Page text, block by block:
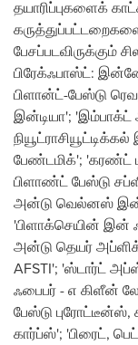
தயாரிப்புகளைக்
பேசப்படவிருக்கும்
பிரேக்ஃபாஸ்ட்:
பிளான்ட்-பேஸ்டு
இன்டியா';
பேண்டமிக்'; 'கரண்ட்
பிளாண்ட் பேஸ்டு
அன்டு வெல்னஸ் இன்
'பிளாக்செயின் இன்
அன்டு தெயர்
AFSTI'; 'ஸ்டார்ட்
ஃபைபர் - எ கிளீன்
பேஸ்டு புரோட்டீன்ஸ்,
கார்ப்ஸ்'; 'பிரைட்,